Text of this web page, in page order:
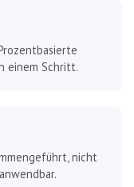
einem Schritt.
nicht